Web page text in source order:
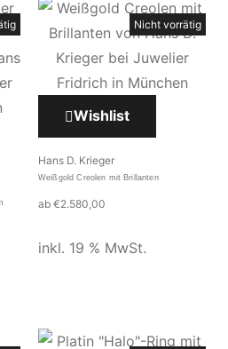
Nicht vorrätig
Wishlist
Hans D. Krieger
Weißgold Creolen mit Brillanten
ab €2.580,00
inkl. 19 % MwSt.